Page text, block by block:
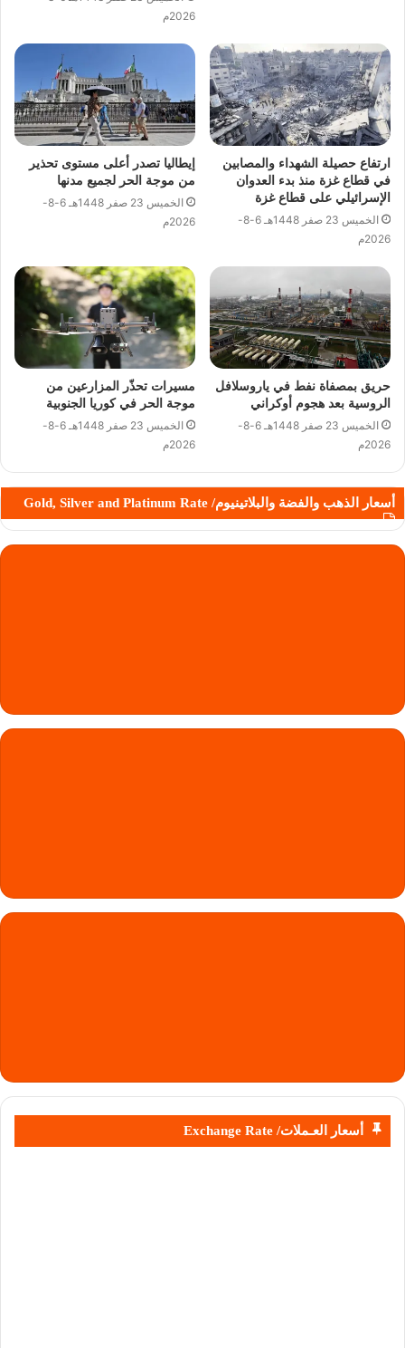
2026م
ارتفاع حصيلة الشهداء والمصابين
في قطاع غزة منذ بدء العدوان
الإسرائيلي على قطاع غزة
الخميس 23 صفر 1448هـ 6-8-
2026م
إيطاليا تصدر أعلى مستوى تحذير
من موجة الحر لجميع مدنها
الخميس 23 صفر 1448هـ 6-8-
2026م
حريق بمصفاة نفط في ياروسلافل
الروسية بعد هجوم أوكراني
الخميس 23 صفر 1448هـ 6-8-
2026م
مسيرات تحذّر المزارعين من
موجة الحر في كوريا الجنوبية
الخميس 23 صفر 1448هـ 6-8-
2026م
أسعار الذهب والفضة والبلاتينيوم/ Gold, Silver and Platinum Rate
أسعار العـملات/ Exchange Rate